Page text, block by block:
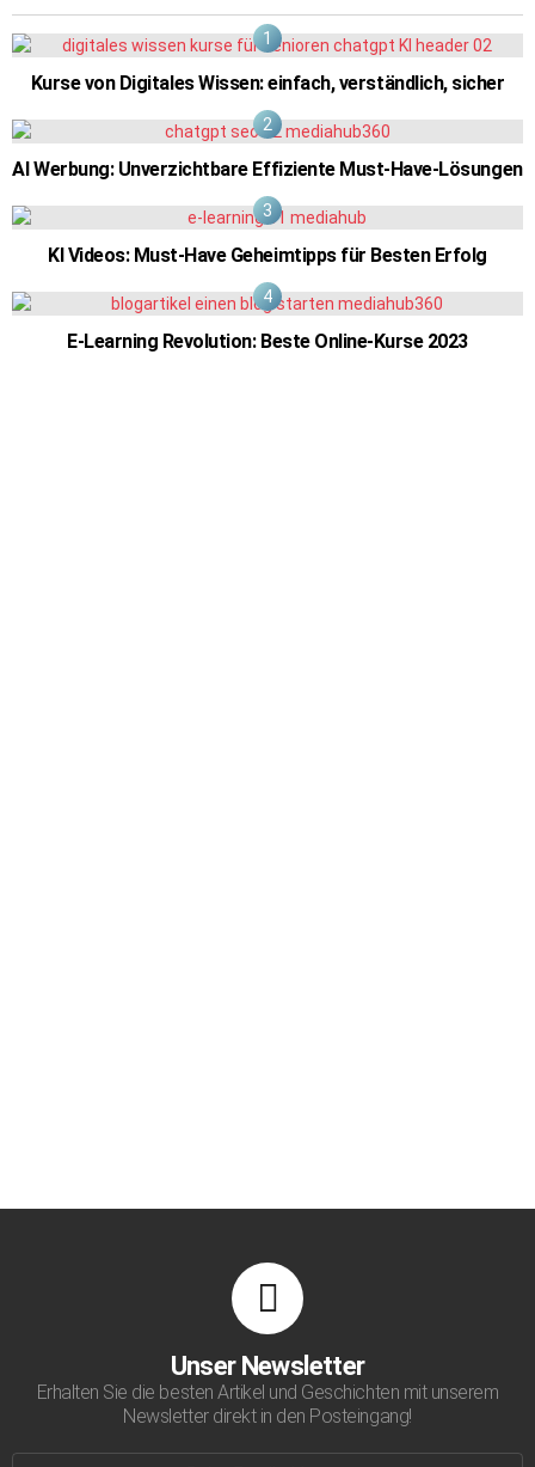
Kurse von Digitales Wissen: einfach, verständlich, sicher
AI Werbung: Unverzichtbare Effiziente Must-Have-Lösungen
KI Videos: Must-Have Geheimtipps für Besten Erfolg
E-Learning Revolution: Beste Online-Kurse 2023
Unser Newsletter
Erhalten Sie die besten Artikel und Geschichten mit unserem
Newsletter direkt in den Posteingang!